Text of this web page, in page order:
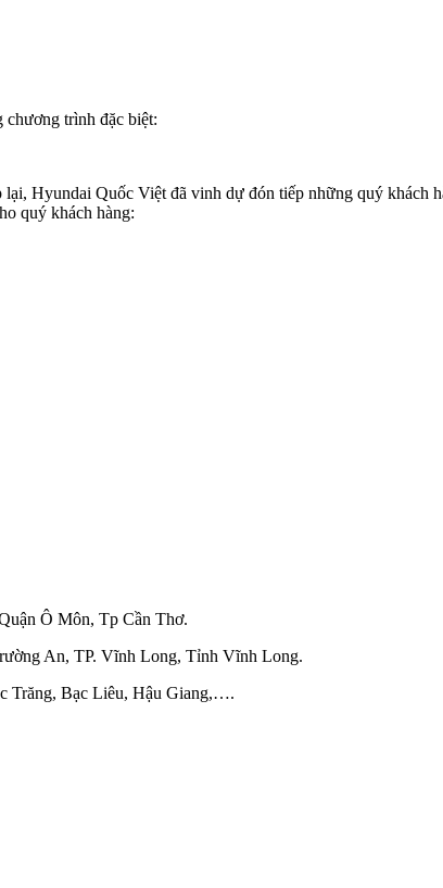
chương trình đặc biệt:
Hyundai Quốc Việt đã vinh dự đón tiếp những quý khách
quý khách hàng:
Ô Môn, Tp Cần Thơ.
An, TP. Vĩnh Long, Tỉnh Vĩnh Long.
Trăng, Bạc Liêu, Hậu Giang,….